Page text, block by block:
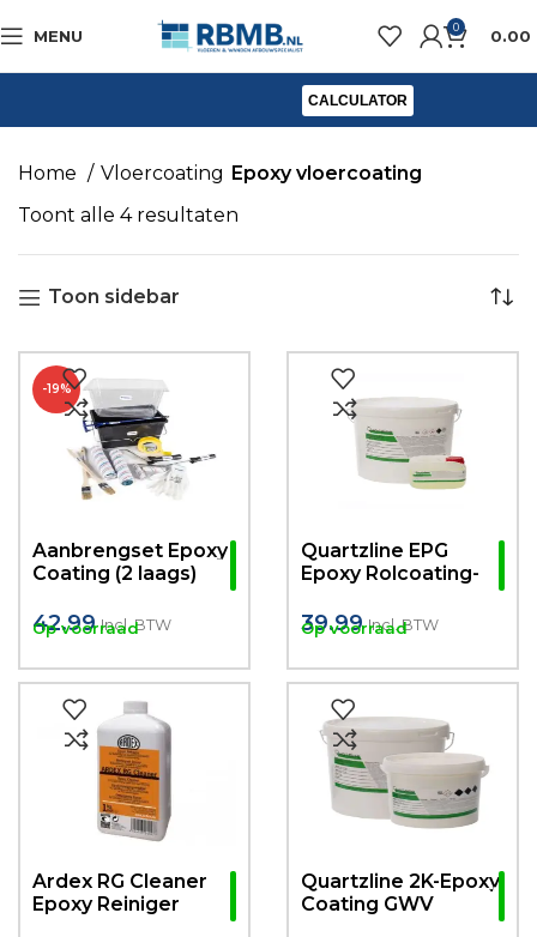
MENU 0 0.00
CALCULATOR
Home Vloercoating Epoxy vloercoating
Toont alle 4 resultaten
Toon sidebar
-19%
Aanbrengset Epoxy
Coating (2 laags)
42.99 Incl. BTW
Op voorraad
Quartzline EPG
Epoxy Rolcoating-
39.99 Incl. BTW
Op voorraad
Ardex RG Cleaner
Epoxy Reiniger
Quartzline 2K-Epoxy
Coating GWV